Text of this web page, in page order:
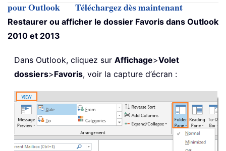
pour Outlook
Téléchargez dès maintenant
Restaurer ou afficher le dossier Favoris dans Outlook
2010 et 2013
Dans Outlook, cliquez sur Affichage>Volet
dossiers>Favoris, voir la capture d’écran :